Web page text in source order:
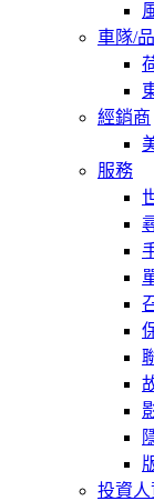
車隊/
經銷商
服務
投資人